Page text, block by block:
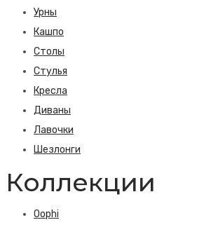
Урны
Кашпо
Столы
Стулья
Кресла
Диваны
Лавочки
Шезлонги
Коллекции
Oophi